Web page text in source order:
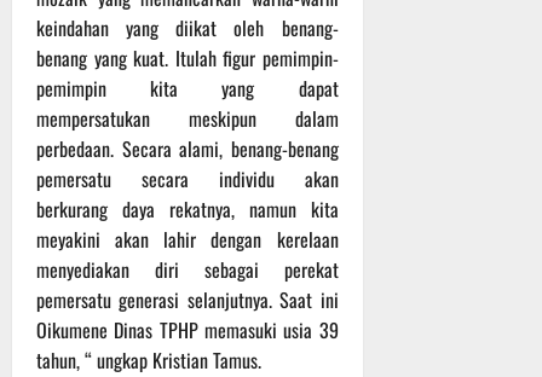
keindahan yang diikat oleh benang-
benang yang kuat. Itulah figur pemimpin-
pemimpin kita yang dapat
mempersatukan meskipun dalam
perbedaan. Secara alami, benang-benang
pemersatu secara individu akan
berkurang daya rekatnya, namun kita
meyakini akan lahir dengan kerelaan
menyediakan diri sebagai perekat
pemersatu generasi selanjutnya. Saat ini
Oikumene Dinas TPHP memasuki usia 39
tahun, “ ungkap Kristian Tamus.